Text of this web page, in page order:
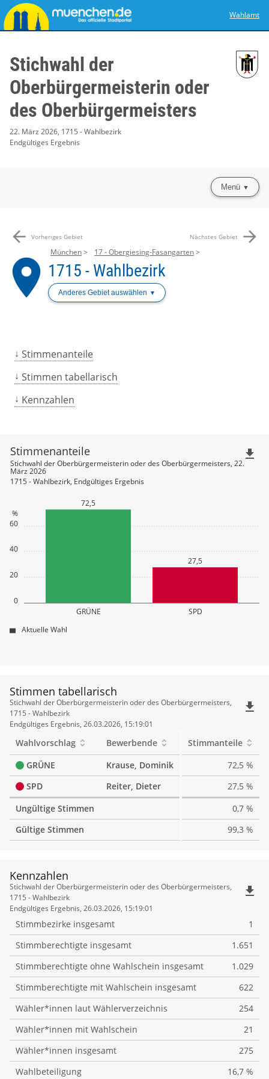
Wahlamt
Stichwahl der
Oberbürgermeisterin oder
des Oberbürgermeisters
22. März 2026, 1715 - Wahlbezirk
Endgültiges Ergebnis
Menü
arrow_back Vorheriges Gebiet Nächstes Gebiet arrow_forward
place
München 17 - Obergiesing-Fasangarten
1715 - Wahlbezirk
Anderes Gebiet auswählen
Stimmenanteile
Stimmen tabellarisch
Kennzahlen
0
20
40
60
%
GRÜNE SPD
72,5
27,5
Stimmenanteile
Stichwahl der Oberbürgermeisterin oder des Oberbürgermeisters, 22.
März 2026
1715 - Wahlbezirk, Endgültiges Ergebnis
Aktuelle Wahl
file_download
Stimmen tabellarisch
Stimmen
tabellarisch
Stichwahl der Oberbürgermeisterin oder des Oberbürgermeisters,
1715 - Wahlbezirk
Endgültiges Ergebnis, 26.03.2026, 15:19:01
file_download
Wahlvorschlag Bewerbende
Stimmanteile
GRÜNE
Krause, Dominik
72,5 %
SPD
Reiter, Dieter
27,5 %
Ungültige Stimmen
0,7 %
Gültige Stimmen
99,3 %
Kennzahlen
Kennzahlen
Stichwahl der Oberbürgermeisterin oder des Oberbürgermeisters,
1715 - Wahlbezirk
Endgültiges Ergebnis, 26.03.2026, 15:19:01
file_download
Stimmbezirke insgesamt
1
Stimmberechtigte insgesamt
1.651
Stimmberechtigte ohne Wahlschein insgesamt
1.029
Stimmberechtigte mit Wahlschein insgesamt
622
Wähler*innen laut Wählerverzeichnis
254
Wähler*innen mit Wahlschein
21
Wähler*innen insgesamt
275
Wahlbeteiligung
16,7 %